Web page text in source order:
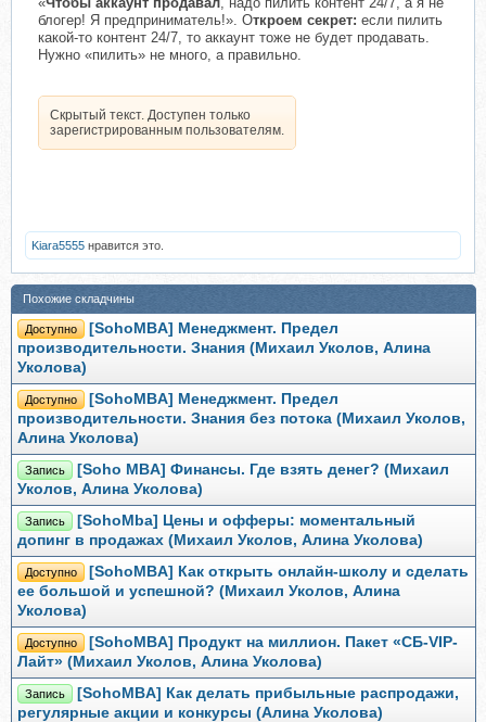
блогер! Я предприниматель!». Откроем секрет: если пилить
какой-то контент 24/7, то аккаунт тоже не будет продавать.
Нужно «пилить» не много, а правильно.
Скрытый текст. Доступен только
зарегистрированным пользователям.
Kiara5555 нравится это.
Похожие складчины
Доступно
[SohoMBA] Менеджмент. Предел
производительности. Знания (Михаил Уколов, Алина
Уколова)
Доступно
[SohoMBA] Менеджмент. Предел
производительности. Знания без потока (Михаил Уколов,
Алина Уколова)
Запись
[Soho MBA] Финансы. Где взять денег? (Михаил
Уколов, Алина Уколова)
Запись
[SohoMba] Цены и офферы: моментальный
допинг в продажах (Михаил Уколов, Алина Уколова)
Доступно
[SohoMBA] Как открыть онлайн-школу и сделать
ее большой и успешной? (Михаил Уколов, Алина
Уколова)
Доступно
[SohoMBA] Продукт на миллион. Пакет «СБ-VIP-
Лайт» (Михаил Уколов, Алина Уколова)
Запись
[SohoMBA] Как делать прибыльные распродажи,
регулярные акции и конкурсы (Алина Уколова)